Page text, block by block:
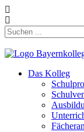
Das Kolleg